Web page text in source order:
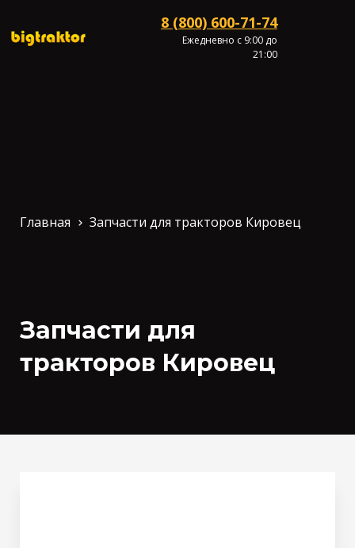
8 (800) 600-71-74
Ежедневно с 9:00 до
21:00
Главная Запчасти для тракторов Кировец
Запчасти для
тракторов Кировец